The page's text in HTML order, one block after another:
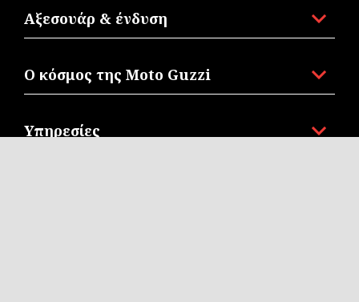
Αξεσουάρ & ένδυση
Ο κόσμος της Moto Guzzi
Υπηρεσίες